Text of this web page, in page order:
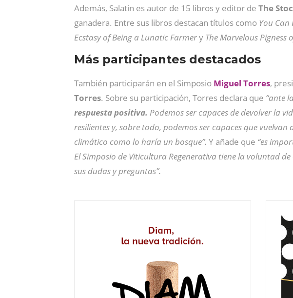
Además, Salatin es autor de 15 libros y editor de The
ganadera. Entre sus libros destacan títulos como You Can
Ecstasy of Being a Lunatic Farmery The Marvelous Pigness
Más participantes destacados
También participarán en el Simposio Miguel Torres,
Torres. Sobre su participación, Torres declara que “ante
respuesta positiva. Podemos ser capaces de devolver la
resilientes y, sobre todo, podemos ser capaces que
climático como lo haría un bosque”. Y añade que “es
El Simposio de Viticultura Regenerativa tiene la voluntad de
sus dudas y preguntas”.